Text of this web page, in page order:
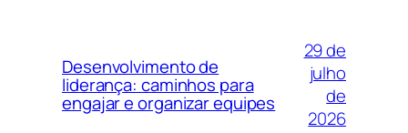
Desenvolvimento de
liderança: caminhos para
engajar e organizar equipes
29 de
julho
de
2026